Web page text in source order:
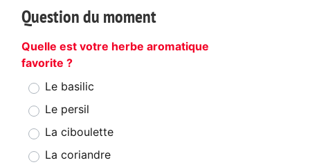
Question du moment
Quelle est votre herbe aromatique
favorite ?
Le basilic
Le persil
La ciboulette
La coriandre